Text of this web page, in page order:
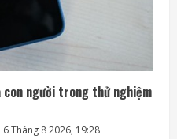
người trong thử nghiệm
6 Tháng 8 2026, 19:28